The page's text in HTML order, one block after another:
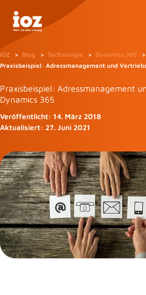
Inhalt
springen
IOZ Blog Technologie
Dynamics 365
Praxisbeispiel: Adressmanagement und
Praxisbeispiel: Adressmanagement
Dynamics 365
Veröffentlicht: 14. März 2018
Aktualisiert: 27. Juni 2021